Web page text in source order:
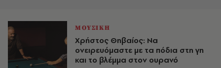
ΜΟΥΣΙΚΗ
Χρήστος Θηβαίος: Να
ονειρευόμαστε με τα πόδια στη γη
και το βλέμμα στον ουρανό